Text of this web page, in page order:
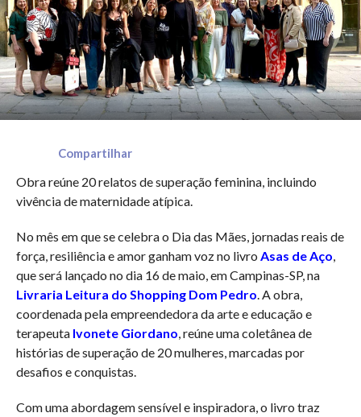
Compartilhar
Obra reúne 20 relatos de superação feminina, incluindo
vivência de maternidade atípica.
No mês em que se celebra o Dia das Mães, jornadas reais de
força, resiliência e amor ganham voz no livro Asas de Aço,
que será lançado no dia 16 de maio, em Campinas-SP, na
Livraria Leitura do Shopping Dom Pedro. A obra,
coordenada pela empreendedora da arte e educação e
terapeuta Ivonete Giordano, reúne uma coletânea de
histórias de superação de 20 mulheres, marcadas por
desafios e conquistas.
Com uma abordagem sensível e inspiradora, o livro traz